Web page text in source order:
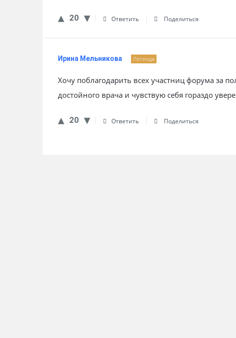
20 Ответить Поделиться
Ирина Мельникова Легенда
Хочу поблагодарить всех участниц форума за
достойного врача и чувствую себя гораздо
20 Ответить Поделиться